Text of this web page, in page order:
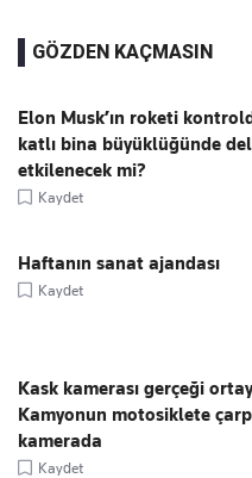
GÖZDEN KAÇMASIN
Elon Musk’ın roketi
katlı bina büyüklüğünde
etkilenecek mi?
Kaydet
Haftanın sanat ajandası
Kaydet
Kask kamerası gerçeği
Kamyonun motosiklete
kamerada
Kaydet